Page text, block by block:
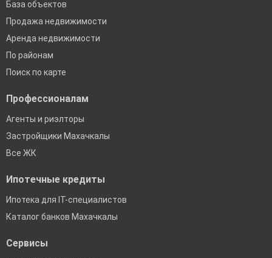
База объектов
Продажа недвижимости
Аренда недвижимости
По районам
Поиск по карте
Профессионалам
Агенты и риэлторы
Застройщики Махачкалы
Все ЖК
Ипотечные кредиты
Ипотека для IT-специалистов
Каталог банков Махачкалы
Сервисы